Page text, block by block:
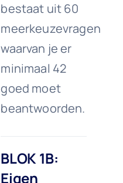
bestaat uit 60
meerkeuzevragen
waarvan je er
minimaal 42
goed moet
beantwoorden.
BLOK 1B:
Eigen